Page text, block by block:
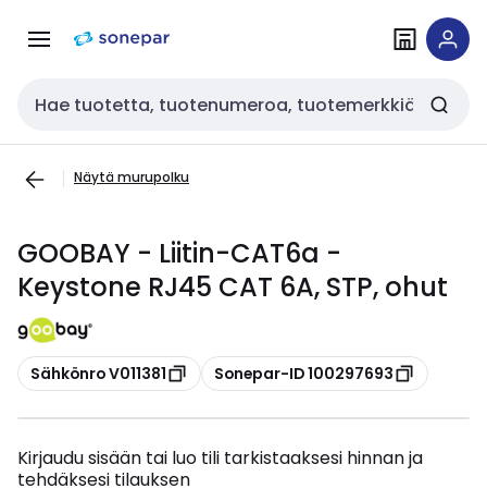
navigointiinsisältöön
Haku
Näytä murupolku
GOOBAY - Liitin-CAT6a -
Keystone RJ45 CAT 6A, STP, ohut
Kopioi
Sähkönro V011381 Kopioi
Sonepar-ID 100297693
Kirjaudu sisään tai luo tili tarkistaaksesi hinnan ja
tehdäksesi tilauksen